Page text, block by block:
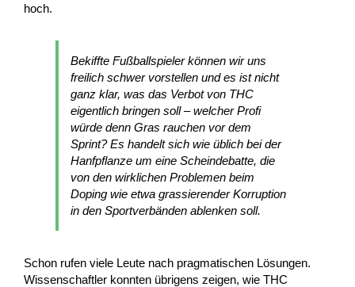
hoch.
Bekiffte Fußballspieler können wir uns
freilich schwer vorstellen und es ist nicht
ganz klar, was das Verbot von THC
eigentlich bringen soll – welcher Profi
würde denn Gras rauchen vor dem
Sprint? Es handelt sich wie üblich bei der
Hanfpflanze um eine Scheindebatte, die
von den wirklichen Problemen beim
Doping wie etwa grassierender Korruption
in den Sportverbänden ablenken soll.
Schon rufen viele Leute nach pragmatischen Lösungen.
Wissenschaftler konnten übrigens zeigen, wie THC